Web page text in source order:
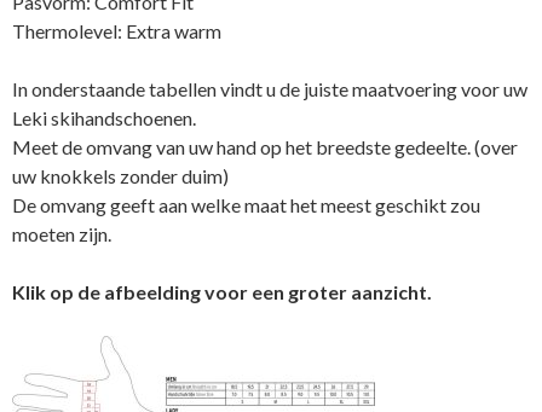
Thermolevel: Extra warm
In onderstaande tabellen vindt u de juiste maatvoering voor uw
Leki skihandschoenen.
Meet de omvang van uw hand op het breedste gedeelte. (over
uw knokkels zonder duim)
De omvang geeft aan welke maat het meest geschikt zou
moeten zijn.
Klik op de afbeelding voor een groter aanzicht.